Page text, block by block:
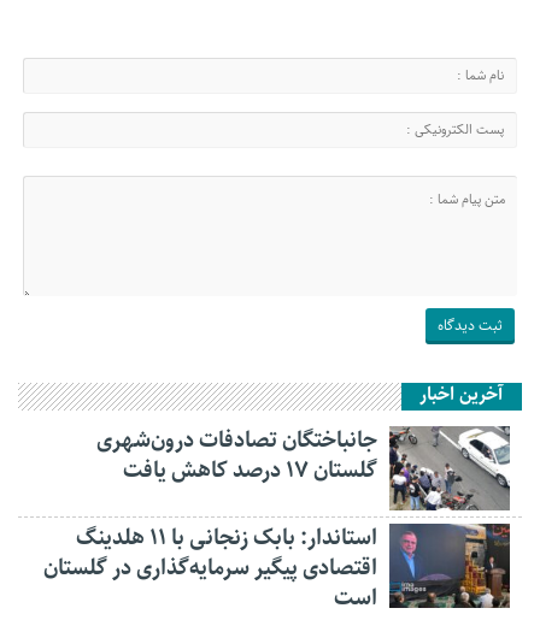
آخرین اخبار
جانباختگان تصادفات درون‌شهری
گلستان ۱۷ درصد کاهش یافت
استاندار: بابک زنجانی با ۱۱ هلدینگ
اقتصادی پیگیر سرمایه‌گذاری در گلستان
است